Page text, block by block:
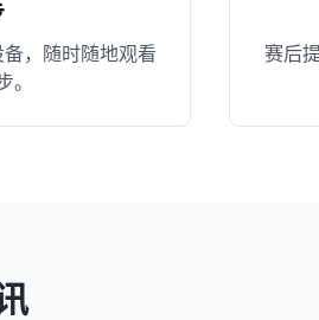
，随时随地观看
。
赛后